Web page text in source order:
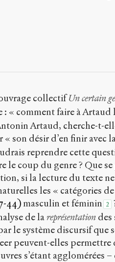
collectifUn certain
: « comment faire à
Artaud, cherche-t-
« son désir d’en finir avec
reprendre cette
le coup du genre ? Que
si la lecture du texte
les « catégories de
44)masculin et féminin 2
de lareprésentation des
le système discursif que
peuvent-elles permettre
s’étant agglomérées –